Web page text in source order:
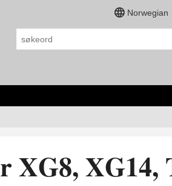
Norwegian
XG8, XG14,